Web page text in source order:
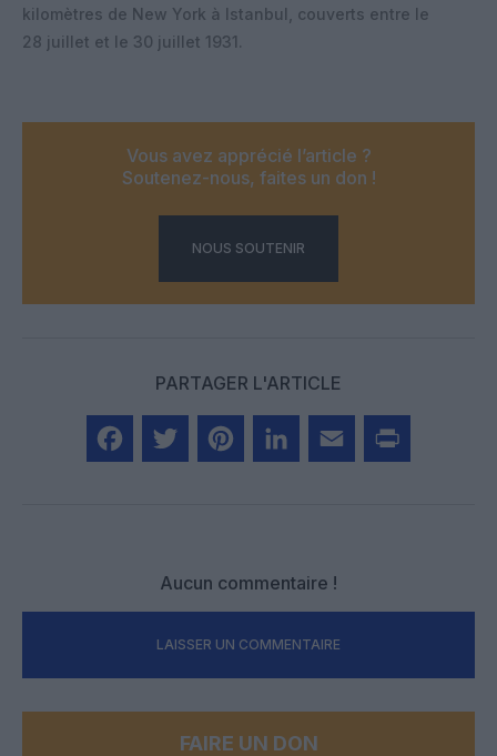
kilomètres de New York à Istanbul, couverts entre le
28 juillet et le 30 juillet 1931.
Vous avez apprécié l’article ?
Soutenez-nous, faites un don !
NOUS SOUTENIR
PARTAGER L'ARTICLE
Aucun commentaire !
LAISSER UN COMMENTAIRE
FAIRE UN DON